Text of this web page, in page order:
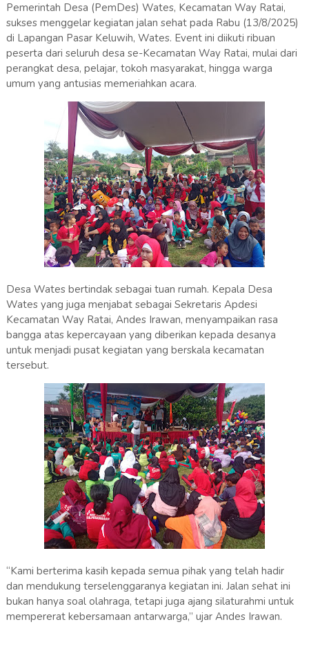
Pemerintah Desa (PemDes) Wates, Kecamatan Way Ratai,
sukses menggelar kegiatan jalan sehat pada Rabu (13/8/2025)
di Lapangan Pasar Keluwih, Wates. Event ini diikuti ribuan
peserta dari seluruh desa se-Kecamatan Way Ratai, mulai dari
perangkat desa, pelajar, tokoh masyarakat, hingga warga
umum yang antusias memeriahkan acara.
Desa Wates bertindak sebagai tuan rumah. Kepala Desa
Wates yang juga menjabat sebagai Sekretaris Apdesi
Kecamatan Way Ratai, Andes Irawan, menyampaikan rasa
bangga atas kepercayaan yang diberikan kepada desanya
untuk menjadi pusat kegiatan yang berskala kecamatan
tersebut.
“Kami berterima kasih kepada semua pihak yang telah hadir
dan mendukung terselenggaranya kegiatan ini. Jalan sehat ini
bukan hanya soal olahraga, tetapi juga ajang silaturahmi untuk
mempererat kebersamaan antarwarga,” ujar Andes Irawan.